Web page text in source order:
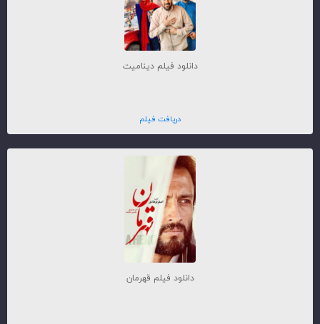
دانلود فیلم دینامیت
دریافت فیلم
دانلود فیلم قهرمان